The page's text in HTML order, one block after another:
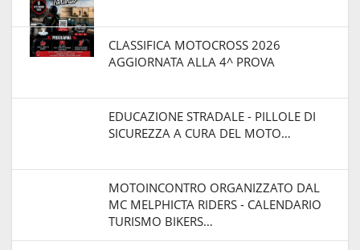
CLASSIFICA MOTOCROSS 2026
AGGIORNATA ALLA 4^ PROVA
EDUCAZIONE STRADALE - PILLOLE DI
SICUREZZA A CURA DEL MOTO…
MOTOINCONTRO ORGANIZZATO DAL
MC MELPHICTA RIDERS - CALENDARIO
TURISMO BIKERS…